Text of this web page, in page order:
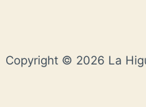
Copyright © 2026 La